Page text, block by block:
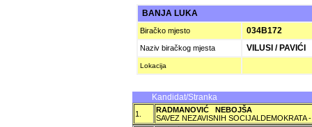
BANJA LUKA
Biračko mjesto 034B172
Naziv biračkog mjesta VILUSI / PAVIĆI
Lokacija
Kandidat/Stranka
1.
RADMANOVIĆ NEBOJŠA
SAVEZ NEZAVISNIH SOCIJALDEMOKRATA